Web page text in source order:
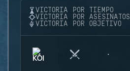
VICTORIA POR TIEMPO
VICTORIA POR ASESINATOS
VICTORIA POR OBJETIVO